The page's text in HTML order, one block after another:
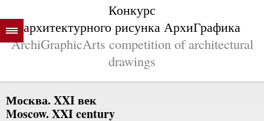
Конкурс
архитектурного рисунка АрхиГрафика
ArchiGraphicArts competition of architectural
drawings
Москва. XXI век
Moscow. XXI century